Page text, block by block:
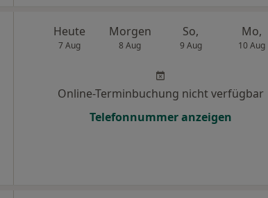
Heute
7 Aug
Morgen
8 Aug
So,
9 Aug
Mo,
10 Aug
Online-Terminbuchung nicht verfügbar
Telefonnummer anzeigen